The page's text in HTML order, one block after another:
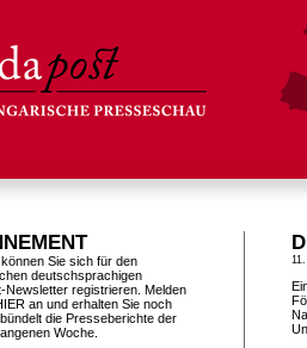
Sie sich für den
deutschsprachigen
Newsletter registrieren. Melden
an und erhalten Sie noch
die Presseberichte der
Woche.